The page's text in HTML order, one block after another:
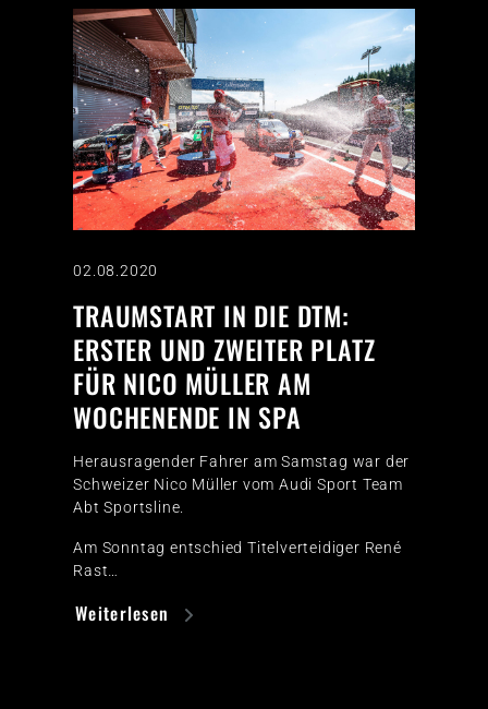
02.08.2020
TRAUMSTART IN DIE DTM:
ERSTER UND ZWEITER PLATZ
FÜR NICO MÜLLER AM
WOCHENENDE IN SPA
Herausragender Fahrer am Samstag war der
Schweizer Nico Müller vom Audi Sport Team
Abt Sportsline.
Am Sonntag entschied Titelverteidiger René
Rast…
Weiterlesen